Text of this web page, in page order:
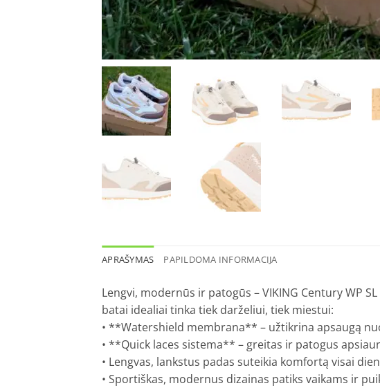
APRAŠYMAS PAPILDOMA INFORMACIJA
Lengvi, modernūs ir patogūs – VIKING Century WP
batai idealiai tinka tiek darželiui, tiek miestui:
• **Watershield membrana** – užtikrina apsaugą
• **Quick laces sistema** – greitas ir patogus
• Lengvas, lankstus padas suteikia komfortą visai
• Sportiškas, modernus dizainas patiks vaikams ir